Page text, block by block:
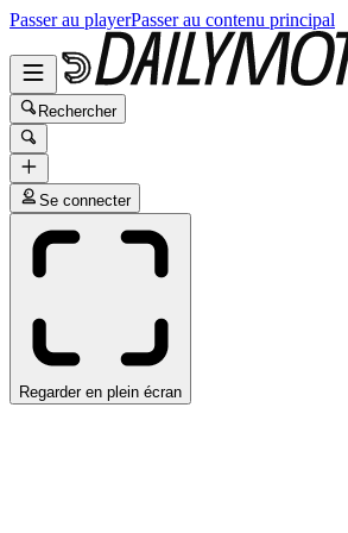
Passer au playerPasser au contenu principal
Rechercher
Se connecter
Regarder en plein écran